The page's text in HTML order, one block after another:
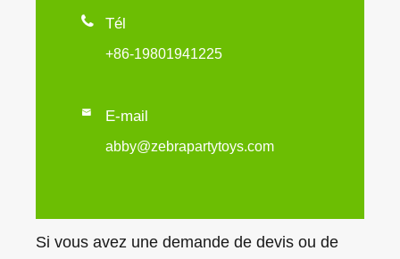
 Tél
+86-19801941225
 E-mail
abby@zebrapartytoys.com
Si vous avez une demande de devis ou de